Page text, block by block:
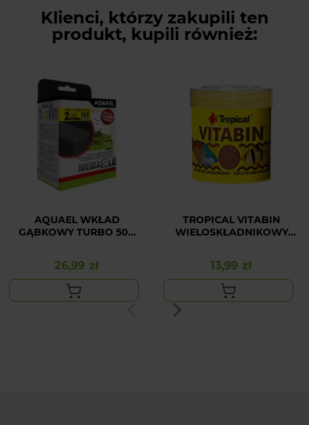
Klienci, którzy zakupili ten
produkt, kupili również:
AQUAEL WKŁAD
GĄBKOWY TURBO 500
Cena
26,99 zł
TROPICAL VITABIN
WIELOSKŁADNIKOWY
Cena
13,99 zł